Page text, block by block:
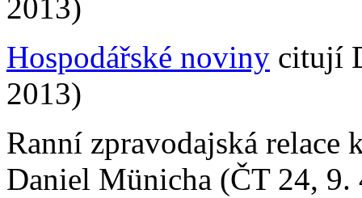
2013)
Hospodářské noviny citují
2013)
Ranní zpravodajská relace
Daniel Münicha (ČT 24, 9.